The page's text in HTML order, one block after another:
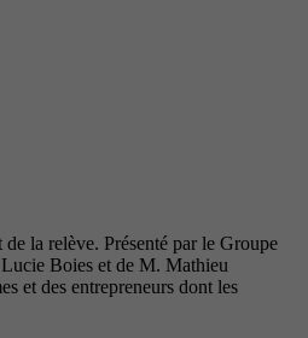
la relève. Présenté par le Groupe
Boies et de M. Mathieu
et des entrepreneurs dont les